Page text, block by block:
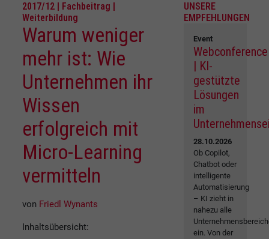
2017/12 | Fachbeitrag |
Weiterbildung
Warum weniger
mehr ist: Wie
Unternehmen ihr
Wissen
erfolgreich mit
Micro-Learning
vermitteln
von Friedl Wynants
Inhaltsübersicht:
UNSERE
EMPFEHLUNGEN
Event
Webconference
| KI-
gestützte
Lösungen
im
28.10.2026
Ob Copilot,
Chatbot oder
intelligente
Automatisierung
– KI zieht in
nahezu alle
ein. Von der